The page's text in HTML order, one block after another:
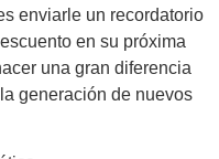
enviarle un recordatorio
en su próxima
una gran diferencia
generación de nuevos